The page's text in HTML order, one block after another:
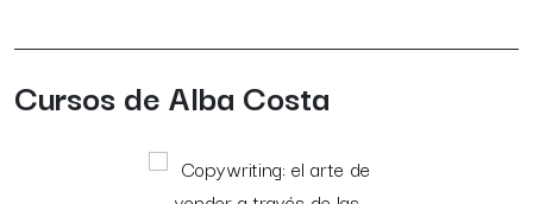
Cursos de Alba Costa